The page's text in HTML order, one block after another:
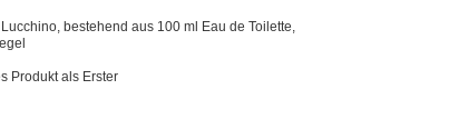
bestehend aus 100 ml Eau de Toilette,
Produkt als Erster